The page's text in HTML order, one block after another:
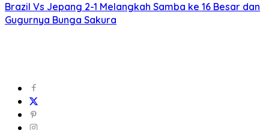
Brazil Vs Jepang 2-1 Melangkah Samba ke 16 Besar dan
Gugurnya Bunga Sakura